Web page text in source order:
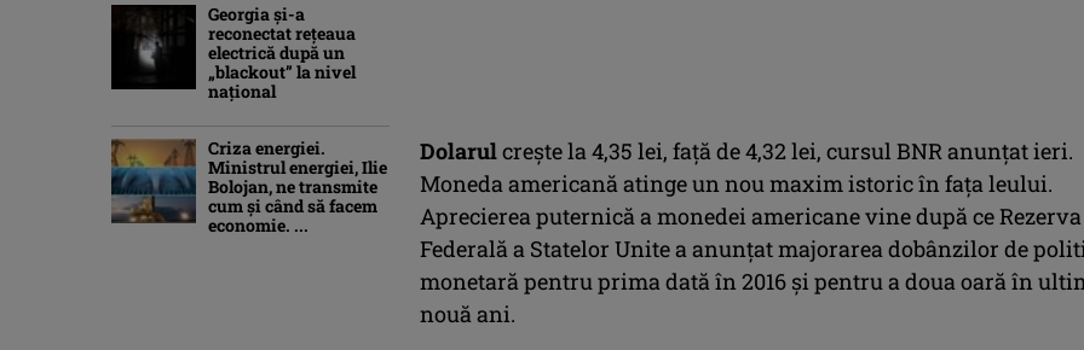
Dolarulcreşte la 4,35 lei, faţă de 4,32 lei, cursul BNR anunţat ieri.
Moneda americană atinge un nou maxim istoric în faţa leului.
Aprecierea puternică a monedei americane vine după ce Rezerva
Federală a Statelor Unite a anunţat majorarea dobânzilor de
monetară pentru prima dată în 2016 şi pentru a doua oară în
nouă ani.
Georgia şi-a
reconectat rețeaua
electrică după un
„blackout” la nivel
naţional
Criza energiei.
Ministrul energiei, Ilie
Bolojan, ne transmite
cum și când să facem
economie. ...